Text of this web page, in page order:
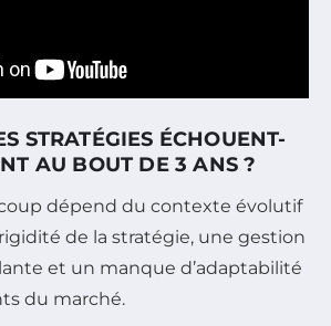
STRATÉGIES ÉCHOUENT-
AU BOUT DE 3 ANS ?
dépend du contexte évolutif
de la stratégie, une gestion
et un manque d’adaptabilité
du marché.